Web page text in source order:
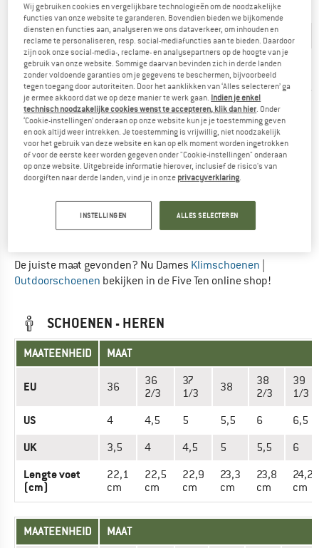
US 9,5 10 10,5 11 11,5
UK 8 8,5 9 9,5 10 10,5
Lengte voet
(cm)
25,9
cm
26,3
cm
26,7
cm
27,1
cm
27,6
cm
MAATEENHEID MAAT
EU 48 2/3 49 1/3
US 14,5 15
13 13,5
Lengte voet (cm) 30,1 cm 30,5 cm
De juiste maat gevonden? Nu Dames Klimschoenen
Outdoorschoenen bekijken in de Five Ten online shop!
SCHOENEN - HEREN
MAATEENHEID MAAT
EU 36
36
2/3
37
1/3
38
38
2/3
39
1/3
US 4 4,5 5 5,5 6 6,5
UK 3,5 4 4,5 5 5,5 6
Lengte voet
(cm)
22,1
cm
22,5
cm
22,9
cm
23,3
cm
23,8
cm
24,2
cm
MAATEENHEID MAAT
Wij gebruiken cookies en vergelijkbare technologieën om de noodzakelijke
functies van onze website te garanderen. Bovendien bieden we bijkomende
diensten en functies aan, analyseren we ons dataverkeer, om inhouden en
reclame te personaliseren, resp. social-mediafuncties aan te bieden. Daardoor
zijn ook onze social-media-, reclame- en analysepartners op de hoogte van je
gebruik van onze website. Sommige daarvan bevinden zich in derde landen
zonder voldoende garanties om je gegevens te beschermen, bijvoorbeeld
tegen toegang door autoriteiten. Door het aanklikken van ‘Alles selecteren’ ga
je ermee akkoord dat we op deze manier te werk gaan. Indien je enkel
technisch noodzakelijke cookies wenst te accepteren, klik dan hier . Onder
‘Cookie-instellingen’ onderaan op onze website kun je je toestemming geven
en ook altijd weer intrekken. Je toestemming is vrijwillig, niet noodzakelijk
voor het gebruik van deze website en kan op elk moment worden ingetrokken
of voor de eerste keer worden gegeven onder "Cookie-instellingen" onderaan
op onze website. Uitgebreide informatie hierover, inclusief de risico's van
doorgiften naar derde landen, vind je in onze privacyverklaring
INSTELLINGEN ALLES SELECTEREN